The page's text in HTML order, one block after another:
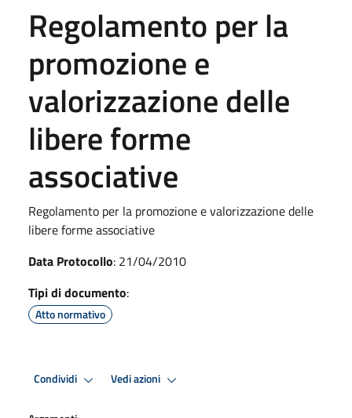
Regolamento per la
promozione e
valorizzazione delle
libere forme
associative
Regolamento per la promozione e valorizzazione delle
libere forme associative
Data Protocollo: 21/04/2010
Tipi di documento:
Atto normativo
Condividi Vedi azioni